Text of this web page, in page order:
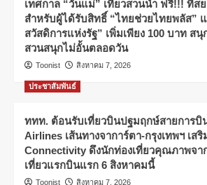
เทศกาล “วันแม่” เที่ยวสวนน้ำ ฟรี!!! ที่ส
สำหรับผู้ได้รับสิทธิ์ “ไทยช่วยไทยพลัส”
สวัสดิการแห่งรัฐ” เพิ่มเพียง 100 บาท ส
สวนสนุกไม่อั้นตลอดวัน
Toonist สิงหาคม 7, 2026
ประชาสัมพันธ์
ททท. ต้อนรับเที่ยวบินปฐมฤกษ์สายการบิ
Airlines เส้นทางจาการ์ตา-กรุงเทพฯ เส
Connectivity ดึงนักท่องเที่ยวคุณภาพจา
เที่ยวแรกบินแรก 6 สิงหาคมนี้
Toonist สิงหาคม 7, 2026